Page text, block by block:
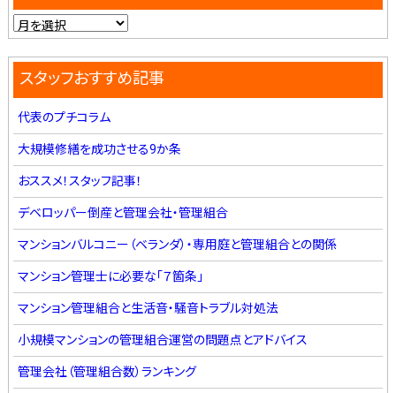
スタッフおすすめ記事
代表のプチコラム
大規模修繕を成功させる9か条
おススメ！スタッフ記事！
デベロッパー倒産と管理会社・管理組合
マンションバルコニー（ベランダ）・専用庭と管理組合との関係
マンション管理士に必要な「７箇条」
マンション管理組合と生活音・騒音トラブル対処法
小規模マンションの管理組合運営の問題点とアドバイス
管理会社（管理組合数）ランキング